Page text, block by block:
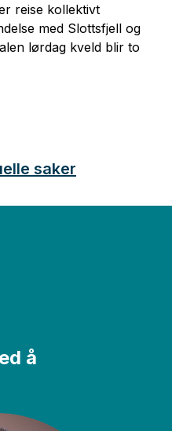
reise kollektivt
med Slottsfjell og
lørdag kveld blir to
saker
å